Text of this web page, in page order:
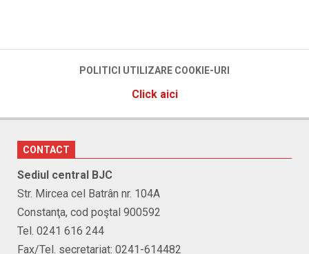
POLITICI UTILIZARE COOKIE-URI
Click aici
CONTACT
Sediul central BJC
Str. Mircea cel Batrân nr. 104A
Constanţa, cod poştal 900592
Tel. 0241 616 244
Fax/Tel. secretariat: 0241-614482